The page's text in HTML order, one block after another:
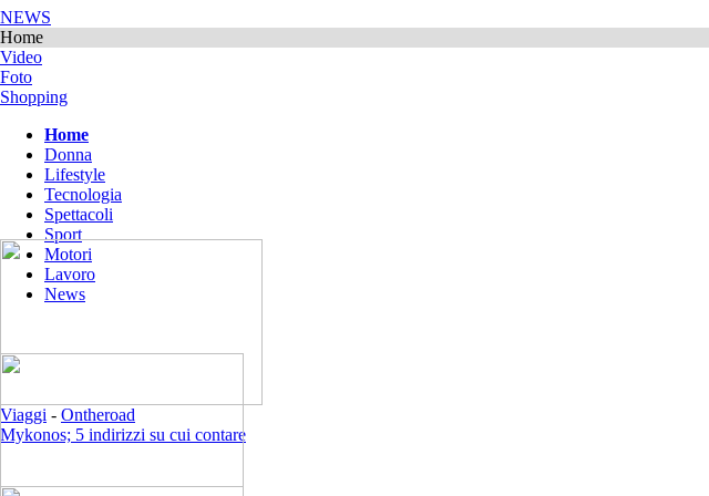
NEWS
Home
Video
Foto
Shopping
Home
Donna
Lifestyle
Tecnologia
Spettacoli
Sport
Motori
Lavoro
News
Viaggi - Ontheroad
Mykonos; 5 indirizzi su cui contare